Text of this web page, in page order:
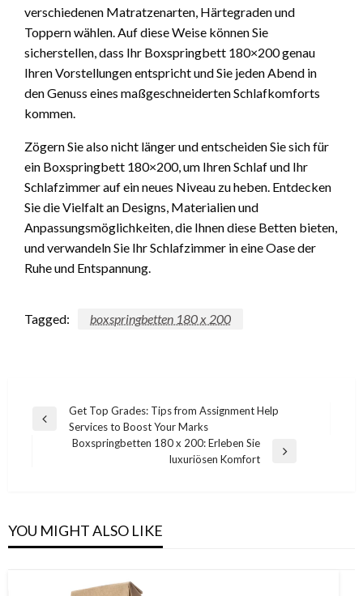
verschiedenen Matratzenarten, Härtegraden und
Toppern wählen. Auf diese Weise können Sie
sicherstellen, dass Ihr Boxspringbett 180×200 genau
Ihren Vorstellungen entspricht und Sie jeden Abend in
den Genuss eines maßgeschneiderten Schlafkomforts
kommen.
Zögern Sie also nicht länger und entscheiden Sie sich für
ein Boxspringbett 180×200, um Ihren Schlaf und Ihr
Schlafzimmer auf ein neues Niveau zu heben. Entdecken
Sie die Vielfalt an Designs, Materialien und
Anpassungsmöglichkeiten, die Ihnen diese Betten bieten,
und verwandeln Sie Ihr Schlafzimmer in eine Oase der
Ruhe und Entspannung.
Tagged: boxspringbetten 180 x 200
Post
navigation
Previous
Get Top Grades: Tips from Assignment Help
Services to Boost Your Marks
Boxspringbetten 180 x 200: Erleben Sie
luxuriösen Komfort
YOU MIGHT ALSO LIKE